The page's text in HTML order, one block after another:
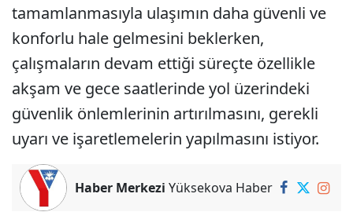
tamamlanmasıyla ulaşımın daha güvenli ve
konforlu hale gelmesini beklerken,
çalışmaların devam ettiği süreçte özellikle
akşam ve gece saatlerinde yol üzerindeki
güvenlik önlemlerinin artırılmasını, gerekli
uyarı ve işaretlemelerin yapılmasını istiyor.
Haber Merkezi Yüksekova Haber